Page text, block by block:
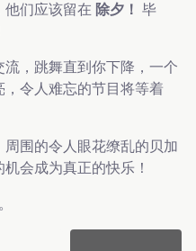
他们应该留在 除夕！ 毕
，跳舞直到你下降，一个
令人难忘的节目将等着
围的令人眼花缭乱的贝加
会成为真正的快乐！